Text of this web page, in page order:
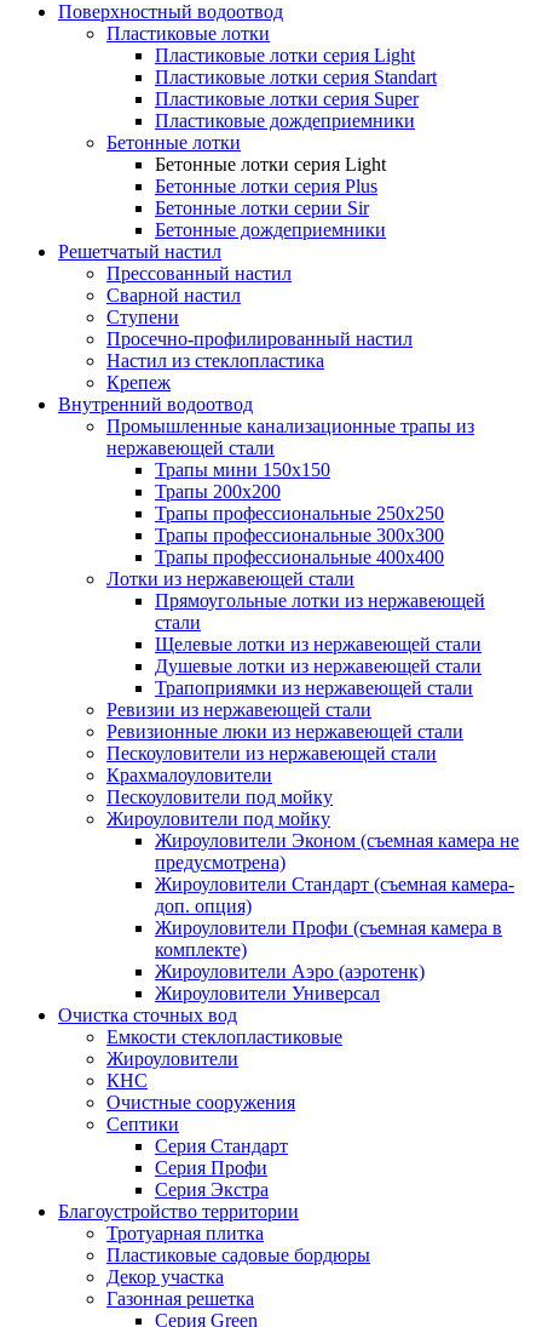
Поверхностный водоотвод
Пластиковые лотки
Пластиковые лотки серия Light
Пластиковые лотки серия Standart
Пластиковые лотки серия Super
Пластиковые дождеприемники
Бетонные лотки
Бетонные лотки серия Light
Бетонные лотки серия Plus
Бетонные лотки серии Sir
Бетонные дождеприемники
Решетчатый настил
Прессованный настил
Сварной настил
Ступени
Просечно-профилированный настил
Настил из стеклопластика
Крепеж
Внутренний водоотвод
Промышленные канализационные трапы из
нержавеющей стали
Трапы мини 150х150
Трапы 200х200
Трапы профессиональные 250х250
Трапы профессиональные 300х300
Трапы профессиональные 400х400
Лотки из нержавеющей стали
Прямоугольные лотки из нержавеющей
стали
Щелевые лотки из нержавеющей стали
Душевые лотки из нержавеющей стали
Трапоприямки из нержавеющей стали
Ревизии из нержавеющей стали
Ревизионные люки из нержавеющей стали
Пескоуловители из нержавеющей стали
Крахмалоуловители
Пескоуловители под мойку
Жироуловители под мойку
Жироуловители Эконом (съемная камера не
предусмотрена)
Жироуловители Стандарт (съемная камера-
доп. опция)
Жироуловители Профи (съемная камера в
комплекте)
Жироуловители Аэро (аэротенк)
Жироуловители Универсал
Очистка сточных вод
Емкости стеклопластиковые
Жироуловители
КНС
Очистные сооружения
Септики
Серия Стандарт
Серия Профи
Серия Экстра
Благоустройство территории
Тротуарная плитка
Пластиковые садовые бордюры
Декор участка
Газонная решетка
Серия Green